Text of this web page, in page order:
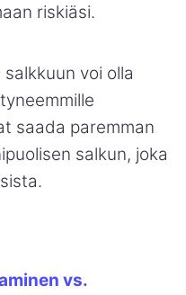
riskiäsi.
voi olla
saada paremman
salkun, joka
vs.